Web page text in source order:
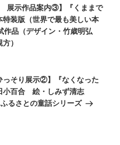
展示作品案内③】『くままで
装版（世界で最も美しい本
作品（デザイン・竹歳明弘
）
っそり展示②】『なくなった
小百合 絵・しみず清志
るさとの童話シリーズ